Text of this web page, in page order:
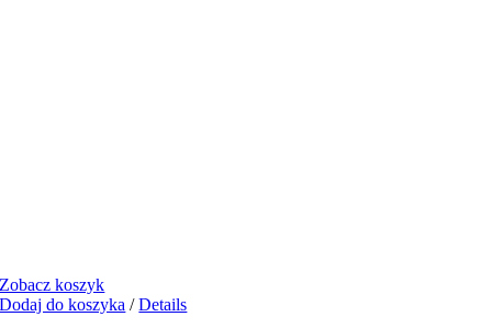
Zobacz koszyk
Dodaj do koszyka / Details